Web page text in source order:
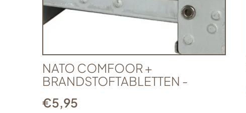
NATO COMFOOR +
BRANDSTOFTABLETTEN -
€5,95